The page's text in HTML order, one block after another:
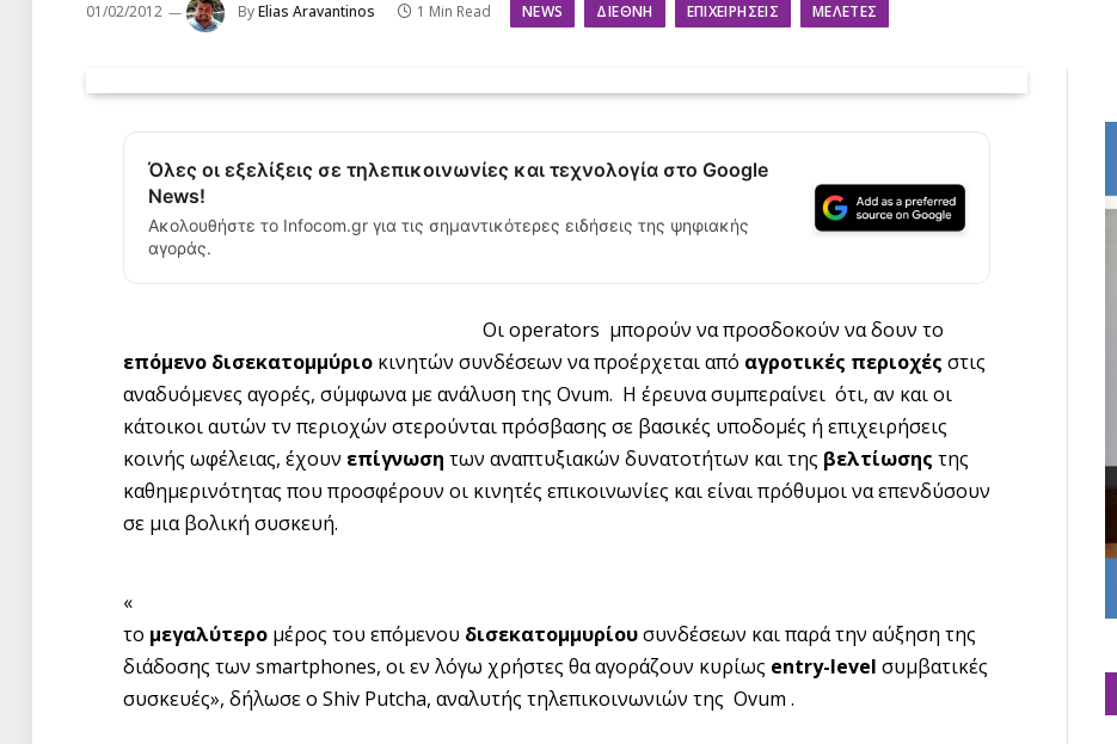
01/02/2012 ByElias Aravantinos 1 Min Read NEWS ΔΙΕΘΝΉ ΕΠΙΧΕΙΡΉΣΕΙΣ ΜΕΛΈΤΕΣ
Όλες οι εξελίξεις σε τηλεπικοινωνίες και τεχνολογία στο Google
News!
Ακολουθήστε το Infocom.gr για τις σημαντικότερες ειδήσεις της ψηφιακής
αγοράς.
Οι operators μπορούν να προσδοκούν να δουν το
επόμενο δισεκατομμύριο κινητών συνδέσεων να προέρχεται από αγροτικές περιοχές στις
αναδυόμενες αγορές, σύμφωνα με ανάλυση της Ovum. Η έρευνα συμπεραίνει ότι, αν και οι
κάτοικοι αυτών τν περιοχών στερούνται πρόσβασης σε βασικές υποδομές ή επιχειρήσεις
κοινής ωφέλειας, έχουν επίγνωση των αναπτυξιακών δυνατοτήτων και της βελτίωσης της
καθημερινότητας που προσφέρουν οι κινητές επικοινωνίες και είναι πρόθυμοι να επενδύσουν
σε μια βολική συσκευή.
«
το μεγαλύτερο μέρος του επόμενου δισεκατομμυρίουσυνδέσεων και παρά την αύξηση της
διάδοσης των smartphones, οι εν λόγω χρήστες θα αγοράζουν κυρίως entry-level συμβατικές
συσκευές», δήλωσε ο Shiv Putcha, αναλυτής τηλεπικοινωνιών της Ovum .